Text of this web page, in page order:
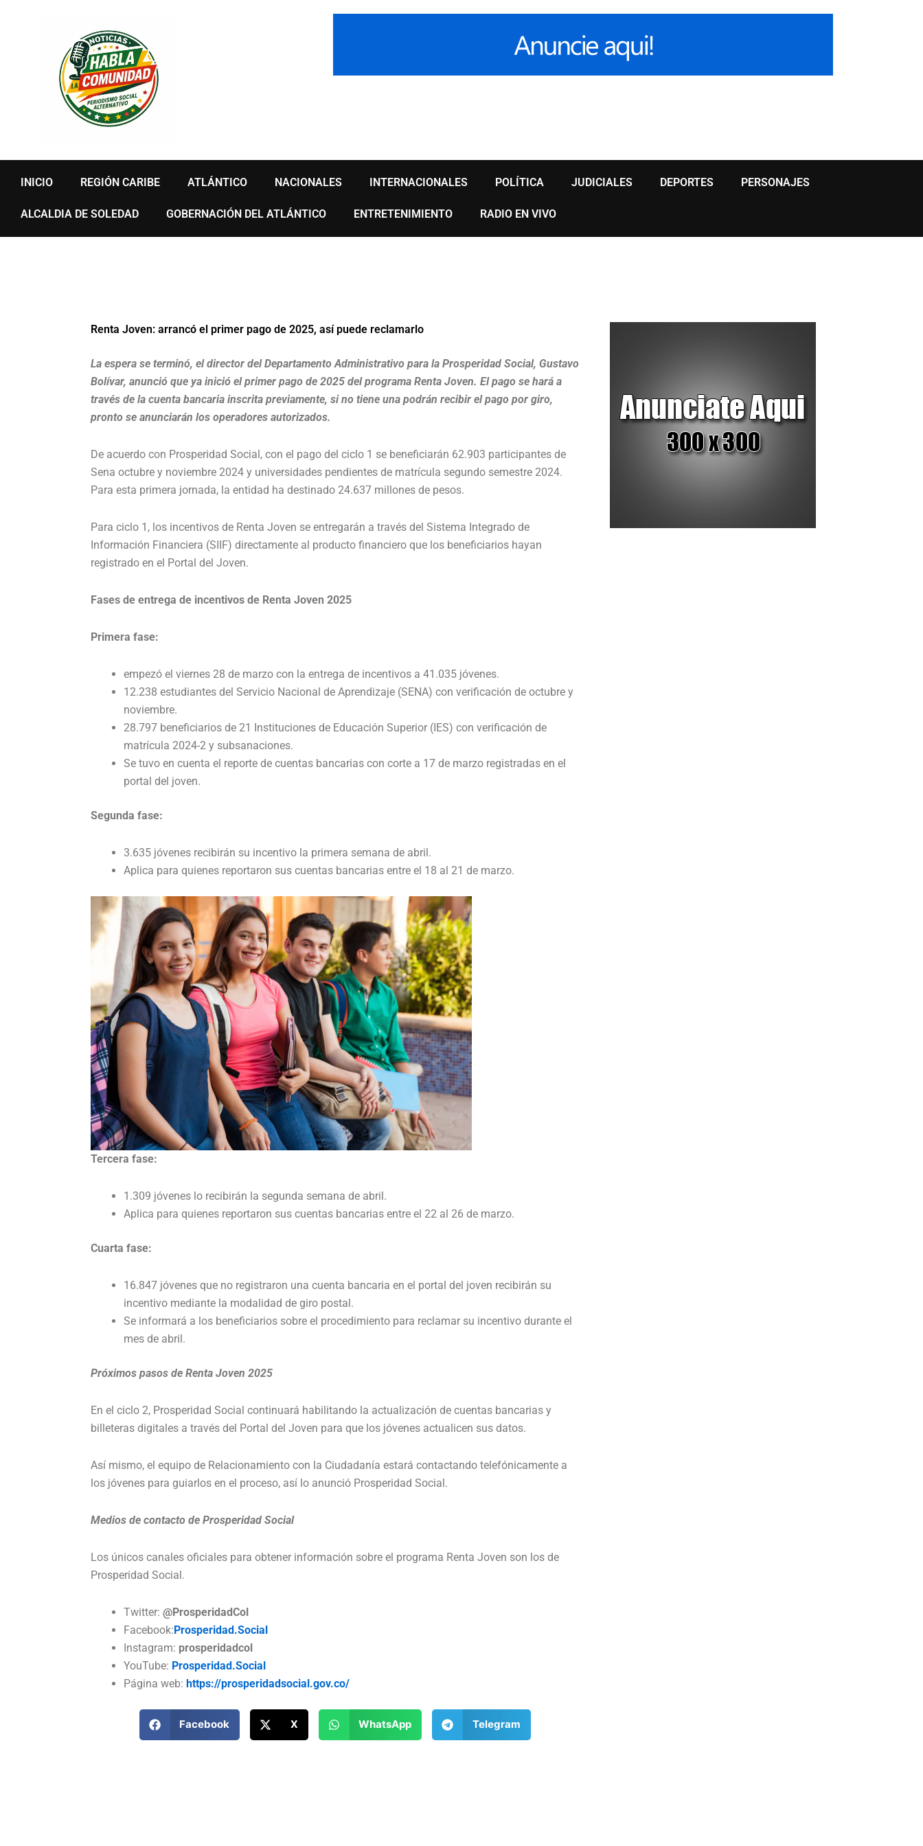
INICIO REGIÓN CARIBE ATLÁNTICO NACIONALES INTERNACIONALES POLÍTICA JUDICIALES DEPORTES PERSONAJES
ALCALDIA DE SOLEDAD GOBERNACIÓN DEL ATLÁNTICO ENTRETENIMIENTO RADIO EN VIVO
Renta Joven: arrancó el primer pago de 2025, así puede reclamarlo
La espera se terminó, el director del Departamento Administrativo para la Prosperidad Social, Gustavo
Bolívar, anunció que ya inició el primer pago de 2025 del programa Renta Joven. El pago se hará a
través de la cuenta bancaria inscrita previamente, si no tiene una podrán recibir el pago por giro,
pronto se anunciarán los operadores autorizados.
De acuerdo con Prosperidad Social, con el pago del ciclo 1 se beneficiarán 62.903 participantes de
Sena octubre y noviembre 2024 y universidades pendientes de matrícula segundo semestre 2024.
Para esta primera jornada, la entidad ha destinado 24.637 millones de pesos.
Para ciclo 1, los incentivos de Renta Joven se entregarán a través del Sistema Integrado de
Información Financiera (SIIF) directamente al producto financiero que los beneficiarios hayan
registrado en el Portal del Joven.
Fases de entrega de incentivos de Renta Joven 2025
Primera fase:
empezó el viernes 28 de marzo con la entrega de incentivos a 41.035 jóvenes.
12.238 estudiantes del Servicio Nacional de Aprendizaje (SENA) con verificación de octubre y
noviembre.
28.797 beneficiarios de 21 Instituciones de Educación Superior (IES) con verificación de
matrícula 2024-2 y subsanaciones.
Se tuvo en cuenta el reporte de cuentas bancarias con corte a 17 de marzo registradas en el
portal del joven.
Segunda fase:
3.635 jóvenes recibirán su incentivo la primera semana de abril.
Aplica para quienes reportaron sus cuentas bancarias entre el 18 al 21 de marzo.
Tercera fase:
1.309 jóvenes lo recibirán la segunda semana de abril.
Aplica para quienes reportaron sus cuentas bancarias entre el 22 al 26 de marzo.
Cuarta fase:
16.847 jóvenes que no registraron una cuenta bancaria en el portal del joven recibirán su
incentivo mediante la modalidad de giro postal.
Se informará a los beneficiarios sobre el procedimiento para reclamar su incentivo durante el
mes de abril.
Próximos pasos de Renta Joven 2025
En el ciclo 2, Prosperidad Social continuará habilitando la actualización de cuentas bancarias y
billeteras digitales a través del Portal del Joven para que los jóvenes actualicen sus datos.
Así mismo, el equipo de Relacionamiento con la Ciudadanía estará contactando telefónicamente a
los jóvenes para guiarlos en el proceso, así lo anunció Prosperidad Social.
Medios de contacto de Prosperidad Social
Los únicos canales oficiales para obtener información sobre el programa Renta Joven son los de
Prosperidad Social.
Twitter: @ProsperidadCol
Facebook:Prosperidad.Social
Instagram: prosperidadcol
YouTube: Prosperidad.Social
Página web: https://prosperidadsocial.gov.co/
Facebook X WhatsApp Telegram